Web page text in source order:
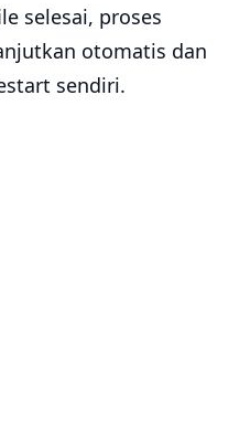
selesai, proses
otomatis dan
sendiri.